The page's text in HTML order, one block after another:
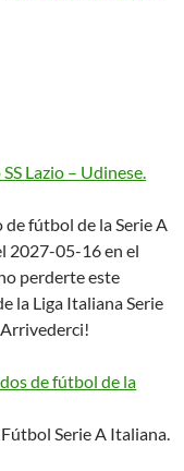
Lazio – Udinese.
fútbol de la Serie A
2027-05-16 en el
perderte este
la Liga Italiana Serie
de fútbol de la
Serie A Italiana.